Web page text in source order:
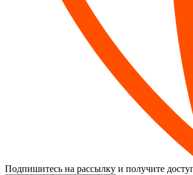
Подпишитесь на рассылку и получите